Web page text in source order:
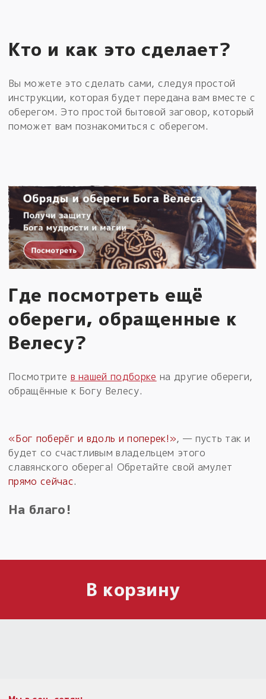
Кто и как это сделает?
Вы можете это сделать сами, следуя простой
инструкции, которая будет передана вам вместе с
оберегом. Это простой бытовой заговор, который
поможет вам познакомиться с оберегом.
Где посмотреть ещё
обереги, обращенные к
Велесу?
Посмотрите в нашей подборке на другие обереги,
обращённые к Богу Велесу.
«Бог поберёг и вдоль и поперек!», — пусть так и
будет со счастливым владельцем этого
славянского оберега! Обретайте свой амулет
прямо сейчас.
На благо!
В корзину